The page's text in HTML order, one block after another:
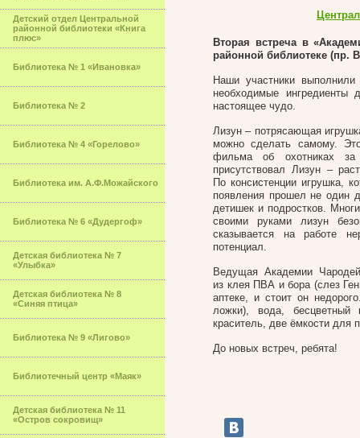
Детский отдел Центральной
районной библиотеки «Книга
плюс»
Библиотека № 1 «Ивановка»
Библиотека № 2
Библиотека № 4 «Горелово»
Библиотека им. А.Ф.Можайского
Библиотека № 6 «Дудергоф»
Детская библиотека № 7
«Улыбка»
Детская библиотека № 8
«Синяя птица»
Библиотека № 9 «Лигово»
Библиотечный центр «Маяк»
Детская библиотека № 11
«Остров сокровищ»
Вторая встреча в
районной библиотеке (пр.
Наши участники
необходимые ингредиенты
настоящее чудо.
Лизун – потрясающая
можно сделать самому.
фильма об охотниках за
присутствовал Лизун –
По консистенции игрушка,
появления прошел не один
детишек и подростков.
своими руками лизун
сказывается на работе
потенциал.
Ведущая Академии
из клея ПВА и бора (слез
аптеке, и стоит он
ложки), вода, бесцветный
краситель, две ёмкости для
До новых встреч, ребята!